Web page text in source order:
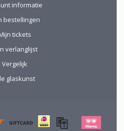
informatie
bestellingen
tickets
verlanglijst
Vergelijk
glaskunst